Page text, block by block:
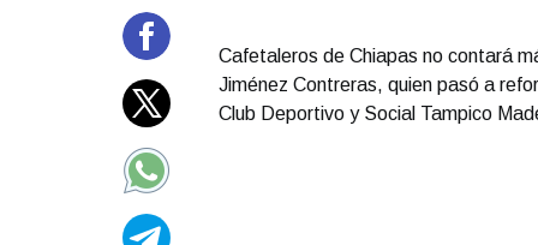
Cafetaleros de Chiapas no contará
Jiménez Contreras, quien pasó a
Club Deportivo y Social Tampico